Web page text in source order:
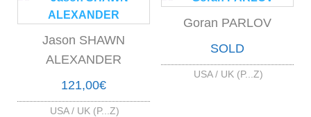
Jason SHAWN
ALEXANDER
121,00€
USA / UK (P...Z)
Goran PARLOV
SOLD
USA / UK (P...Z)